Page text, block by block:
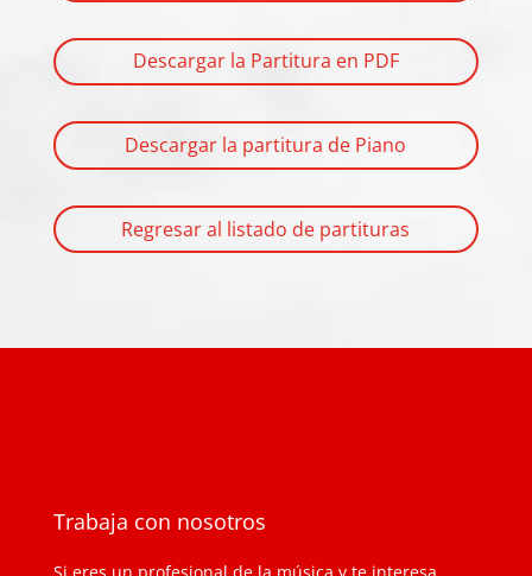
Descargar la Partitura en PDF
Descargar la partitura de Piano
Regresar al listado de partituras
Trabaja con nosotros